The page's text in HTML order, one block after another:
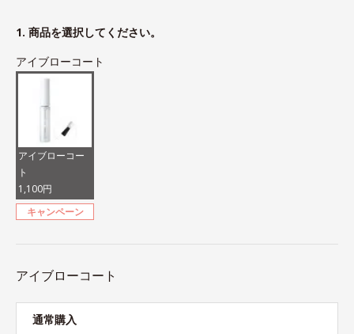
1. 商品を選択してください。
アイブローコート
アイブローコー
ト
1,100円
キャンペーン
アイブローコート
通常購入